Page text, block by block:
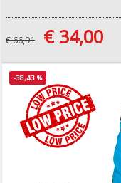
€ 66,91 € 34,00
-38,43 %